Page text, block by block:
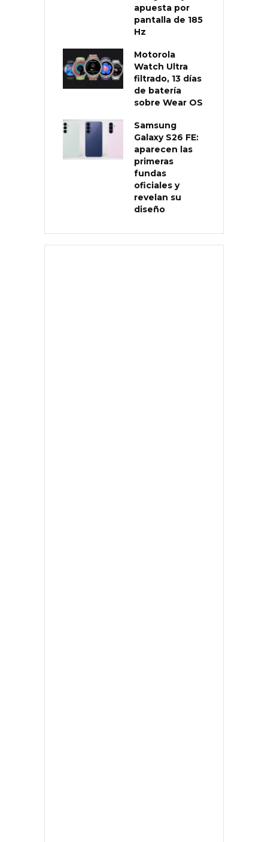
apuesta por
pantalla de 185
Hz
Motorola
Watch Ultra
filtrado, 13 días
de batería
sobre Wear OS
Samsung
Galaxy S26 FE:
aparecen las
primeras
fundas
oficiales y
revelan su
diseño